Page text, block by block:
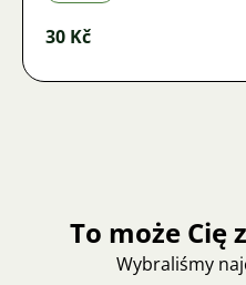
30 Kč
To może Cię
Wybraliśmy